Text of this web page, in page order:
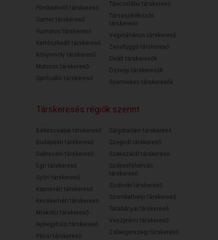
Filmkedvelő társkereső
Gamer társkereső
Humoros társkereső
Kertészkedő társkereső
Könyvmoly társkereső
Motoros társkereső
Spirituális társkereső
Táncoslábú társkereső
Társasjátékozós
társkereső
Vegetáriánus társkereső
Zenefüggő társkereső
Elvált társkeresők
Özvegy társkeresők
Gyermekes társkeresők
Társkeresés régiók szerint
Békéscsabai társkereső
Budapesti társkereső
Debreceni társkereső
Egri társkereső
Győri társkereső
Kaposvári társkereső
Kecskeméti társkereső
Miskolci társkereső
Nyíregyházi társkereső
Pécsi társkereső
Salgótarjáni társkereső
Szegedi társkereső
Szekszárdi társkereső
Székesfehérvári
társkereső
Szolnoki társkereső
Szombathelyi társkereső
Tatabányai társkereső
Veszprémi társkereső
Zalaegerszegi társkereső